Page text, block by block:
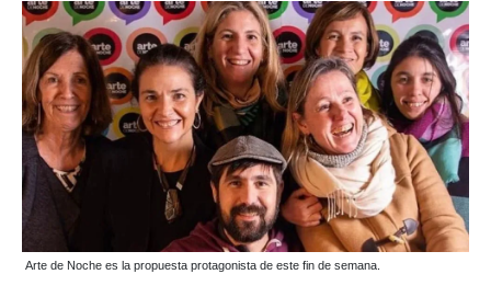
Arte de Noche es la propuesta protagonista de este fin de semana.